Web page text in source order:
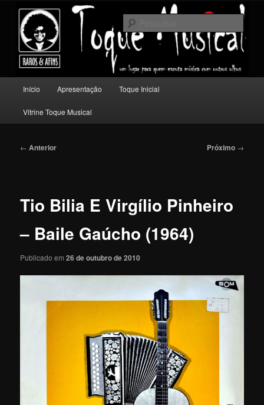
conteúdo
principalToque Musical
Um lugar para quem escuta música com outros olhos.
principal
Início Apresentação Toque Inicial
Vitrine Toque Musical
Navegação
← Anterior Próximo →
Tio Bilia E Virgílio Pinheiro
– Baile Gaúcho (1964)
Publicado em26 de outubro de 2010